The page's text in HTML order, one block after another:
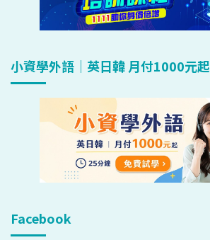
小資學外語｜英日韓 月付1000元起
Facebook